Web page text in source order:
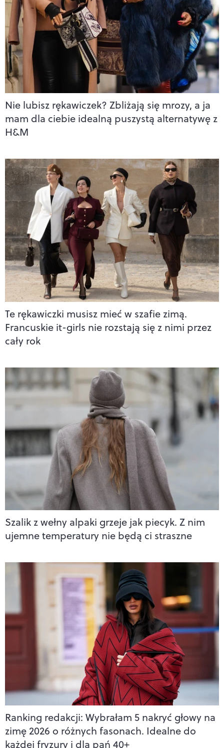
Nie lubisz rękawiczek? Zbliżają się mrozy, a ja
mam dla ciebie idealną puszystą alternatywę z
H&M
Te rękawiczki musisz mieć w szafie zimą.
Francuskie it-girls nie rozstają się z nimi przez
cały rok
Szalik z wełny alpaki grzeje jak piecyk. Z nim
ujemne temperatury nie będą ci straszne
Ranking redakcji: Wybrałam 5 nakryć głowy na
zimę 2026 o różnych fasonach. Idealne do
każdej fryzury i dla pań 40+